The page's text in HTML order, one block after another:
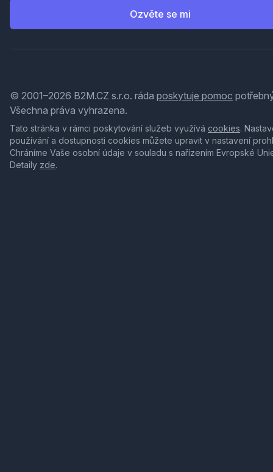
Ozvěte se mi
© 2001–2026 B2M.CZ s.r.o. ráda poskytuje pomoc
Všechna práva vyhrazena.
Tato stránka v rámci poskytování služeb využívá cookies.
používání a dostupnosti cookies můžete upravit v nastavení
Chráníme Vaše osobní údaje v souladu s nařízením Evropské
Detaily zde.